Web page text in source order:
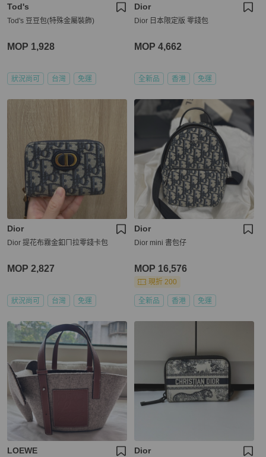
Tod's
Tod's 豆豆包(特殊金屬裝飾)
MOP 1,928
狀況尚可 台灣 免運
Dior
Dior 日本限定版 零錢包
MOP 4,662
全新品 香港 免運
Dior
Dior 提花布霧金釦ㄇ拉零錢卡包
MOP 2,827
狀況尚可 台灣 免運
Dior
Dior mini 書包仔
MOP 16,576
現折 200
全新品 香港 免運
LOEWE Dior